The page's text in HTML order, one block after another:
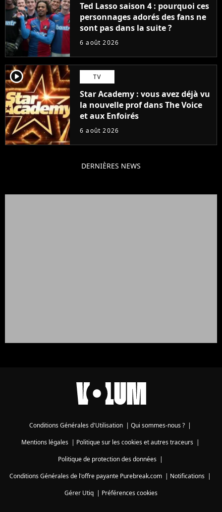
Ted Lasso saison 4 : pourquoi ces
personnages adorés des fans ne
sont pas dans la suite ?
6 août 2026
player2 TV
Star Academy : vous avez déjà vu
la nouvelle prof dans The Voice
et aux Enfoirés
6 août 2026
DERNIÈRES NEWS
Conditions Générales d'Utilisation | Qui sommes-nous ? |
Mentions légales| Politique sur les cookies et autres traceurs|
Politique de protection des données|
Conditions Générales de l'offre payante Purebreak.com | Notifications |
Gérer Utiq | Préférences cookies